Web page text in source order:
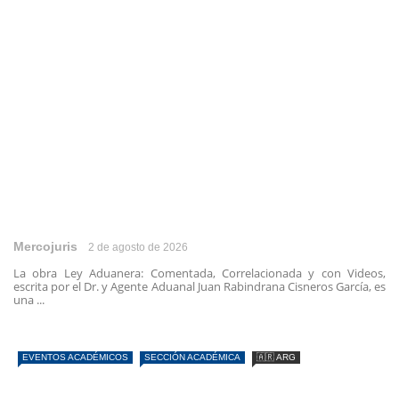
Mercojuris 2 de agosto de 2026
La obra Ley Aduanera: Comentada, Correlacionada y con Videos,
escrita por el Dr. y Agente Aduanal Juan Rabindrana Cisneros García, es
una ...
EVENTOS ACADÉMICOS SECCIÓN ACADÉMICA 🇦🇷 ARG